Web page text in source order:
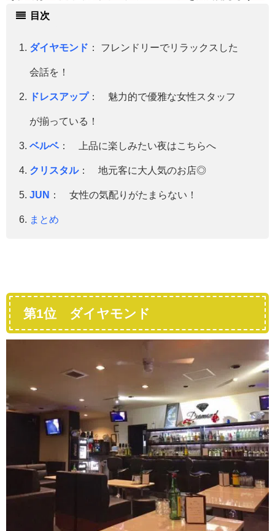
目次
ダイヤモンド ： フレンドリーでリラックスした
会話を！
ドレスアップ： 魅力的で優雅な女性スタッフ
が揃っている！
ベルベ： 上品に楽しみたい夜はこちらへ
クリスタル： 地元客に大人気のお店◎
JUN ： 女性の気配りがたまらない！
まとめ
第1位 ダイヤモンド